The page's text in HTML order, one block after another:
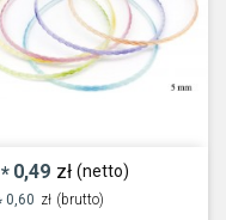
* 0,49 zł (netto)
0,60 zł (brutto)